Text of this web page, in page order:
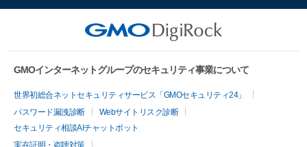
GMOインターネットグループのセキュリティ事業について
世界初総合ネットセキュリティサービス「GMOセキュリティ24」
パスワード漏洩診断
Webサイトリスク診断
セキュリティ相談AIチャットボット
実在証明・盗聴対策